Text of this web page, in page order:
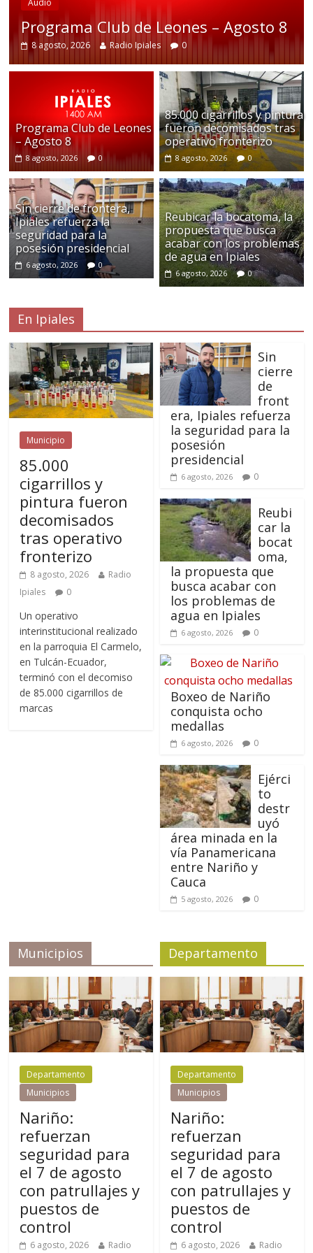
Audio
Programa Club de Leones – Agosto 8
8 agosto, 2026 Radio Ipiales 0
Programa Club de Leones
– Agosto 8
8 agosto, 2026 0
85.000 cigarrillos y pintura
fueron decomisados tras
operativo fronterizo
8 agosto, 2026 0
Sin cierre de frontera,
Ipiales refuerza la
seguridad para la
posesión presidencial
6 agosto, 2026 0
Reubicar la bocatoma, la
propuesta que busca
acabar con los problemas
de agua en Ipiales
6 agosto, 2026 0
En Ipiales
Municipio
85.000
cigarrillos y
pintura fueron
decomisados
tras operativo
fronterizo
8 agosto, 2026
Radio
Ipiales
0
Un operativo
interinstitucional realizado
en la parroquia El Carmelo,
en Tulcán-Ecuador,
terminó con el decomiso
de 85.000 cigarrillos de
marcas
Sin
cierre
de
front
era, Ipiales refuerza
la seguridad para la
posesión
presidencial
6 agosto, 2026 0
Reubi
car la
bocat
oma,
la propuesta que
busca acabar con
los problemas de
agua en Ipiales
6 agosto, 2026 0
Boxeo de Nariño
conquista ocho
medallas
6 agosto, 2026 0
Ejérci
to
destr
uyó
área minada en la
vía Panamericana
entre Nariño y
Cauca
5 agosto, 2026 0
Municipios
Departamento
Municipios
Nariño:
refuerzan
seguridad para
el 7 de agosto
con patrullajes y
puestos de
control
6 agosto, 2026 Radio
Departamento
Departamento
Municipios
Nariño:
refuerzan
seguridad para
el 7 de agosto
con patrullajes y
puestos de
control
6 agosto, 2026 Radio